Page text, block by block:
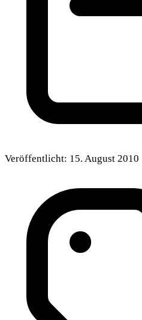
Veröffentlicht: 15. August 2010